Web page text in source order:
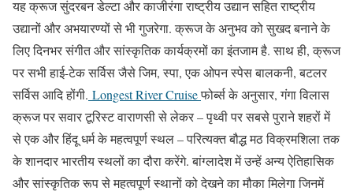
यह क्रूज सुंदरबन डेल्टा और काजीरंगा राष्ट्रीय उद्यान सहित राष्ट्रीय
उद्यानों और अभयारण्यों से भी गुजरेगा. क्रूज के अनुभव को सुखद बनाने के
लिए दिनभर संगीत और सांस्कृतिक कार्यक्रमों का इंतजाम है. साथ ही, क्रूज
पर सभी हाई-टेक सर्विस जैसे जिम, स्पा, एक ओपन स्पेस बालकनी, बटलर
सर्विस आदि होंगी. Longest River Cruiseफोर्ब्स के अनुसार, गंगा विलास
क्रूज पर सवार टूरिस्ट वाराणसी से लेकर – पृथ्वी पर सबसे पुराने शहरों में
से एक और हिंदू धर्म के महत्वपूर्ण स्थल – परित्यक्त बौद्ध मठ विक्रमशिला तक
के शानदार भारतीय स्थलों का दौरा करेंगे. बांग्लादेश में उन्हें अन्य ऐतिहासिक
और सांस्कृतिक रूप से महत्वपूर्ण स्थानों को देखने का मौका मिलेगा जिनमें